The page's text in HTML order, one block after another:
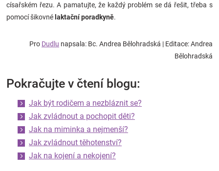
císařském řezu. A pamatujte, že každý problém se dá řešit, třeba s
pomocí šikovné laktační poradkyně.
Pro Dudlu napsala: Bc. Andrea Bělohradská | Editace: Andrea
Bělohradská
Pokračujte v čtení blogu:
Jak být rodičem a nezbláznit se?
Jak zvládnout a pochopit děti?
Jak na miminka a nejmenší?
Jak zvládnout těhotenství?
Jak na kojení a nekojení?